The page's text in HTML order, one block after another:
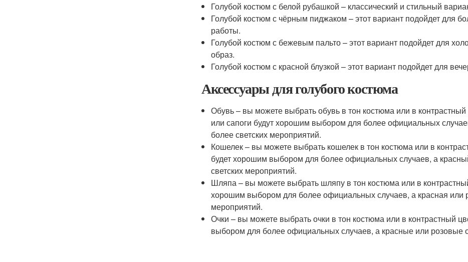
Голубой костюм с белой рубашкой – классический и стильный
Голубой костюм с чёрным пиджаком – этот вариант подойдет для
работы.
Голубой костюм с бежевым пальто – этот вариант подойдет для
образ.
Голубой костюм с красной блузкой – этот вариант подойдет для
Аксессуары для голубого костюма
Обувь – вы можете выбрать обувь в тон костюма или в
или сапоги будут хорошим выбором для более официальных
более светских мероприятий.
Кошелек – вы можете выбрать кошелек в тон костюма или в
будет хорошим выбором для более официальных случаев, а
светских мероприятий.
Шляпа – вы можете выбрать шляпу в тон костюма или в
хорошим выбором для более официальных случаев, а красная или
мероприятий.
Очки – вы можете выбрать очки в тон костюма или в контрастный
выбором для более официальных случаев, а красные или розовые